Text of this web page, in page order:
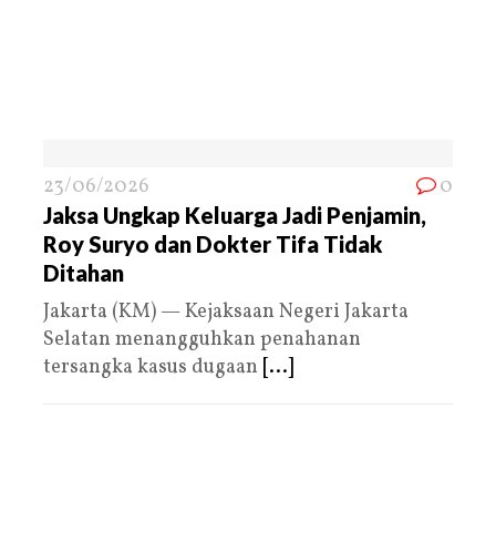
23/06/2026 0
Jaksa Ungkap Keluarga Jadi Penjamin,
Roy Suryo dan Dokter Tifa Tidak
Ditahan
Jakarta (KM) — Kejaksaan Negeri Jakarta
Selatan menangguhkan penahanan
tersangka kasus dugaan [...]